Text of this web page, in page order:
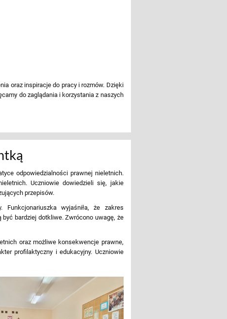
oraz inspiracje do pracy i rozmów. Dzięki
do zaglądania i korzystania z naszych
odpowiedzialności prawnej nieletnich.
Uczniowie dowiedzieli się, jakie
przepisów.
wyjaśniła, że zakres
bardziej dotkliwe. Zwrócono uwagę, że
oraz możliwe konsekwencje prawne,
profilaktyczny i edukacyjny. Uczniowie